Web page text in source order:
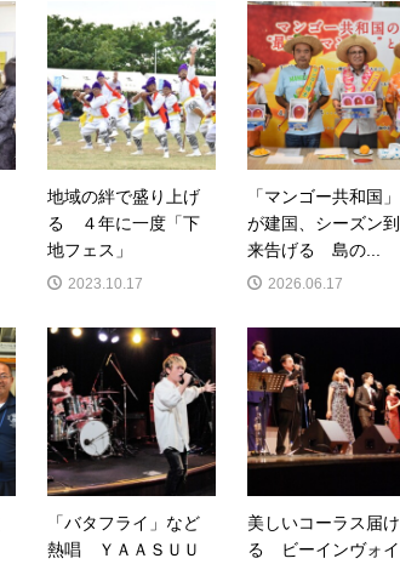
地域の絆で盛り上げ
る ４年に一度「下
地フェス」
2023.10.17
「マンゴー共和国」
が建国、シーズン到
来告げる 島の...
2026.06.17
「バタフライ」など
熱唱 ＹＡＡＳＵＵ
美しいコーラス届け
る ビーインヴォイ